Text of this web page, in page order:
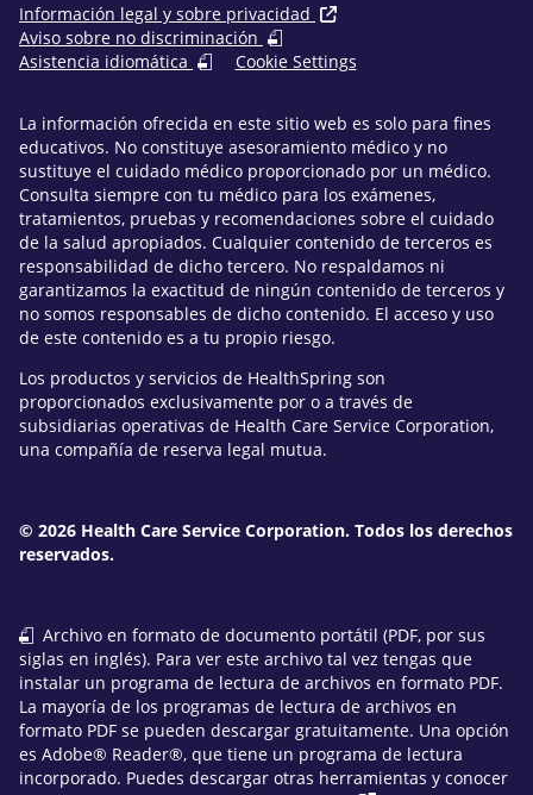
Información legal y sobre privacidad
Aviso sobre no discriminación
Asistencia idiomática
Cookie Settings
La información ofrecida en este sitio web es solo para fines
educativos. No constituye asesoramiento médico y no
sustituye el cuidado médico proporcionado por un médico.
Consulta siempre con tu médico para los exámenes,
tratamientos, pruebas y recomendaciones sobre el cuidado
de la salud apropiados. Cualquier contenido de terceros es
responsabilidad de dicho tercero. No respaldamos ni
garantizamos la exactitud de ningún contenido de terceros y
no somos responsables de dicho contenido. El acceso y uso
de este contenido es a tu propio riesgo.
Los productos y servicios de HealthSpring son
proporcionados exclusivamente por o a través de
subsidiarias operativas de Health Care Service Corporation,
una compañía de reserva legal mutua.
© 2026 Health Care Service Corporation. Todos los derechos
reservados.
Archivo en formato de documento portátil (PDF, por sus
siglas en inglés). Para ver este archivo tal vez tengas que
instalar un programa de lectura de archivos en formato PDF.
La mayoría de los programas de lectura de archivos en
formato PDF se pueden descargar gratuitamente. Una opción
es Adobe® Reader®, que tiene un programa de lectura
incorporado. Puedes descargar otras herramientas y conocer